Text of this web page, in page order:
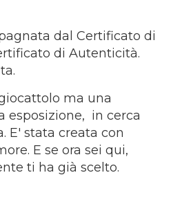
dal Certificato di
di Autenticità.
ma una
esposizione, in cerca
E' stata creata con
E se ora sei qui,
ti ha già scelto.